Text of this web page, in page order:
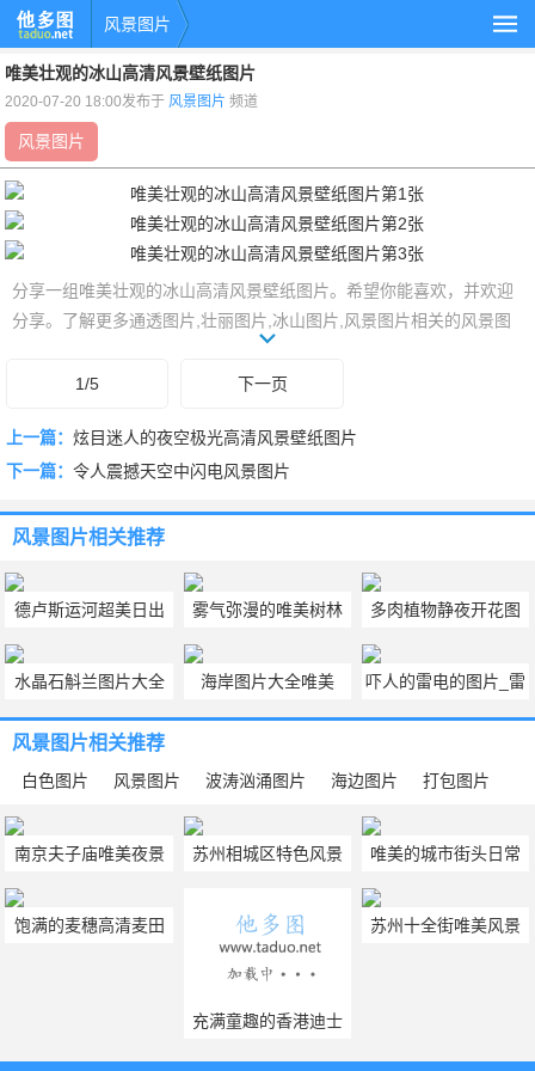
风景图片
唯美壮观的冰山高清风景壁纸图片
2020-07-20 18:00发布于 风景图片 频道
风景图片
分享一组唯美壮观的冰山高清风景壁纸图片。希望你能喜欢，并欢迎
分享。了解更多通透图片,壮丽图片,冰山图片,风景图片相关的风景图
1/5
下一页
上一篇： 炫目迷人的夜空极光高清风景壁纸图片
下一篇： 令人震撼天空中闪电风景图片
风景图片相关推荐
德卢斯运河超美日出
雾气弥漫的唯美树林
多肉植物静夜开花图
片大全 6张多肉植物
品种静夜大图
水晶石斛兰图片大全
最新的水晶石斛花图
片
海岸图片大全唯美
（唯美的海岸线图片
吓人的雷电的图片_雷
电的图片大全
风景图片相关推荐
白色图片 风景图片 波涛汹涌图片 海边图片 打包图片
南京夫子庙唯美夜景
苏州相城区特色风景
唯美的城市街头日常
饱满的麦穗高清麦田
充满童趣的香港迪士
苏州十全街唯美风景